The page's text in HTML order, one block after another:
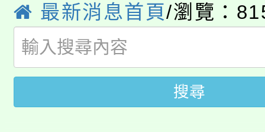
系所師生報名參加。
學籍身 分審查程序及
版
淨零綠領人才培育課程
公告本校115學年度第
代理(課)教師甄選結果(
「2026金融保險知識
車」活動
桃園市115學年度學生
最新消息首頁/瀏覽：
搜尋